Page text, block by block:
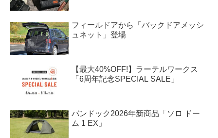
フィールドアから「バックドアメッシ
ュネット」登場
【最大40%OFF!】ラーテルワークス
「6周年記念SPECIAL SALE」
バンドック2026年新商品「ソロ ドー
ム 1 EX」